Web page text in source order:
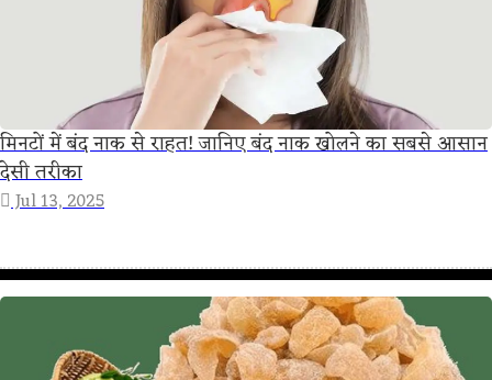
मिनटों में बंद नाक से राहत! जानिए बंद नाक खोलने का सबसे आसान
देसी तरीका
Jul 13, 2025